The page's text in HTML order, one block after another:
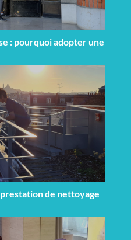
: pourquoi adopter une
de nettoyage